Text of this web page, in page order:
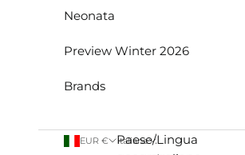
Neonata
Preview Winter 2026
Brands
EUR €
Paese/Area
Italiano
Lingua